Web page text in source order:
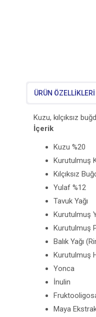
ÜRÜN ÖZELLIKLERI
Kuzu, kılçıksız
İçerik
Kuzu %20
Kurutulmuş
Kılçıksız
Yulaf %12
Tavuk Yağı
Kurutulmuş
Kurutulmuş
Balık Yağı
Kurutulmuş
Yonca
İnulin
Maya